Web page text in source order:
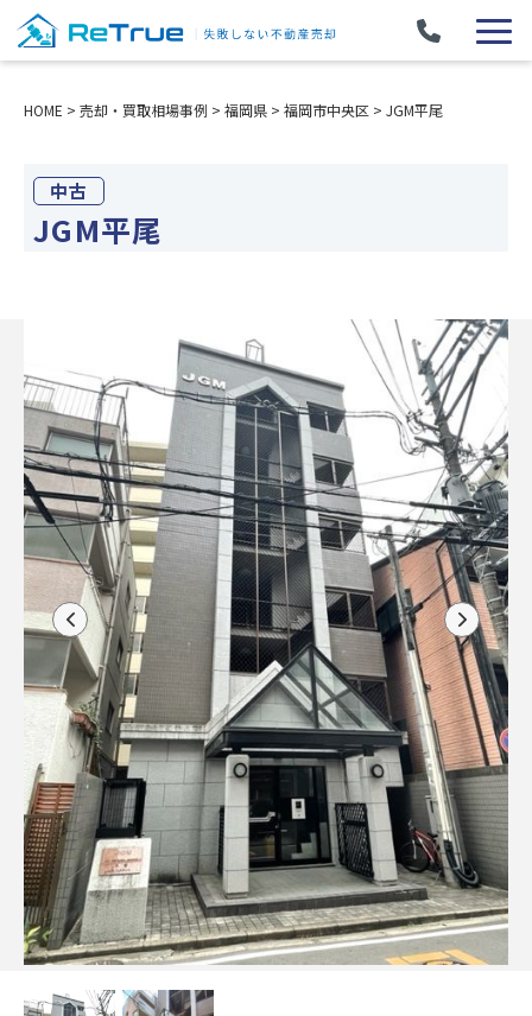
HOME > 売却・買取相場事例 > 福岡県 > 福岡市中央区 > JGM平尾
中古
JGM平尾